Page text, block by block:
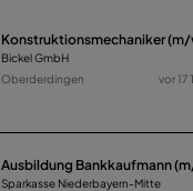
Konstruktionsmechaniker
Bickel GmbH
Oberderdingen
vor 17
Ausbildung Bankkaufmann
Sparkasse Niederbayern-Mitte